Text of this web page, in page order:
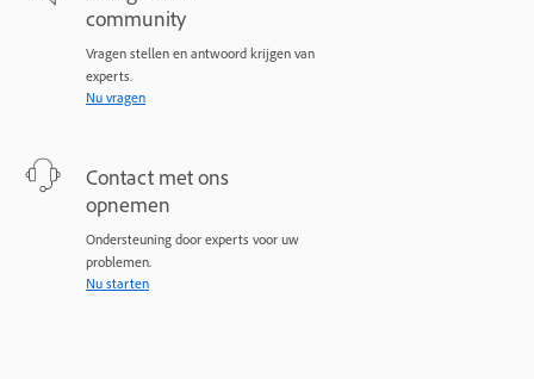
community
Vragen stellen en antwoord krijgen van
experts.
Nu vragen
Contact met ons
opnemen
Ondersteuning door experts voor uw
problemen.
Nu starten